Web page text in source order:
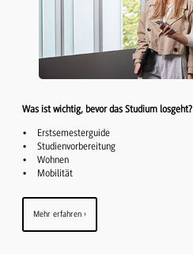
Was ist wichtig, bevor das Studium losgeht?
Erstsemesterguide
Studienvorbereitung
Wohnen
Mobilität
Mehr erfahren